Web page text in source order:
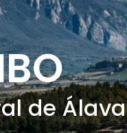
de Álava